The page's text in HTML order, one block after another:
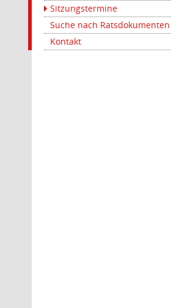
Sitzungstermine
Suche nach Ratsdokumenten
Kontakt